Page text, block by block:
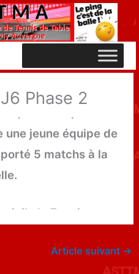
Phase 2
chez le leader
3.
(le double) n’auront
jeune équipe de
5 matchs à la
maintien.
Article suivant →